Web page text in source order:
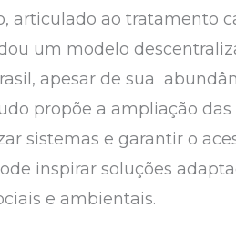
ao tratamento
um modelo
apesar de sua
propõe a ampliação
sistemas e garantir o
inspirar soluções
e ambientais.